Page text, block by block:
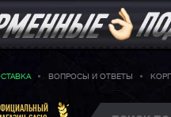
ВОПРОСЫ И ОТВЕТЫ